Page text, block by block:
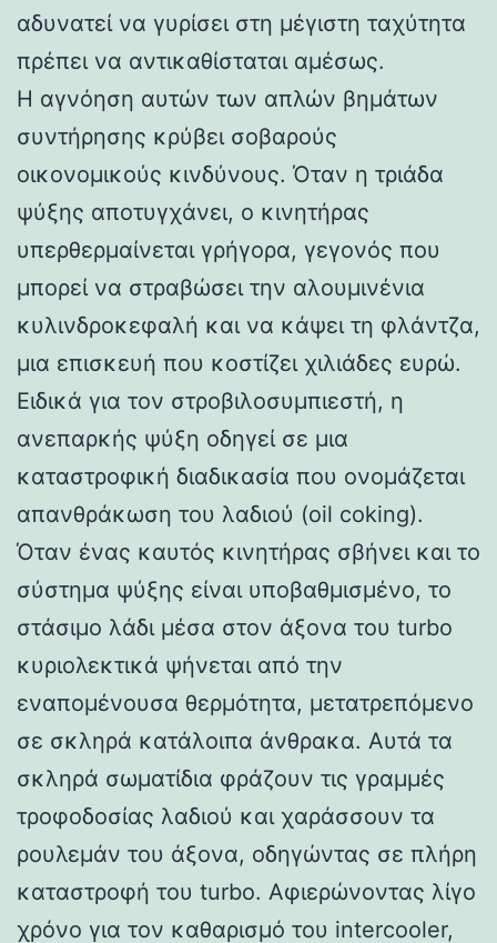
αδυνατεί να γυρίσει στη μέγιστη ταχύτητα
πρέπει να αντικαθίσταται αμέσως.
Η αγνόηση αυτών των απλών βημάτων
συντήρησης κρύβει σοβαρούς
οικονομικούς κινδύνους. Όταν η τριάδα
ψύξης αποτυγχάνει, ο κινητήρας
υπερθερμαίνεται γρήγορα, γεγονός που
μπορεί να στραβώσει την αλουμινένια
κυλινδροκεφαλή και να κάψει τη φλάντζα,
μια επισκευή που κοστίζει χιλιάδες ευρώ.
Ειδικά για τον στροβιλοσυμπιεστή, η
ανεπαρκής ψύξη οδηγεί σε μια
καταστροφική διαδικασία που ονομάζεται
απανθράκωση του λαδιού (oil coking).
Όταν ένας καυτός κινητήρας σβήνει και το
σύστημα ψύξης είναι υποβαθμισμένο, το
στάσιμο λάδι μέσα στον άξονα του turbo
κυριολεκτικά ψήνεται από την
εναπομένουσα θερμότητα, μετατρεπόμενο
σε σκληρά κατάλοιπα άνθρακα. Αυτά τα
σκληρά σωματίδια φράζουν τις γραμμές
τροφοδοσίας λαδιού και χαράσσουν τα
ρουλεμάν του άξονα, οδηγώντας σε πλήρη
καταστροφή του turbo. Αφιερώνοντας λίγο
χρόνο για τον καθαρισμό του intercooler,